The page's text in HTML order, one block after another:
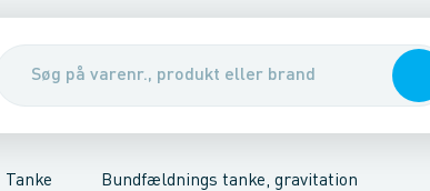
& udskillerePumper, pumpebrønde &
Tanke Bundfældnings tanke, gravitation
gravitationSamletankeRegnvandstanke